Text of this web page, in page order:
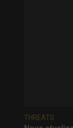
THREATS